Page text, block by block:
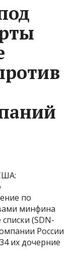
по
минфина
(SDN-
России
их дочерние